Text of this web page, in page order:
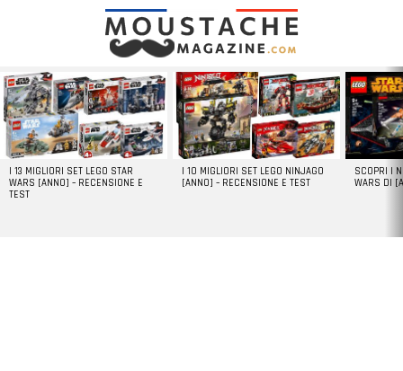
LATEST
STORIES
I 13 MIGLIORI SET LEGO STAR
WARS [ANNO] – RECENSIONE E
TEST
I 10 MIGLIORI SET LEGO NINJAGO
[ANNO] – RECENSIONE E TEST
SCOPRI I
WARS DI